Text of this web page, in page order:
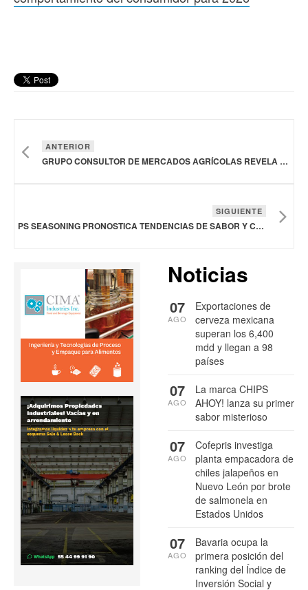
ANTERIOR
GRUPO CONSULTOR DE MERCADOS AGRÍCOLAS REVELA RÉCORD EN LA IMPORTACIÓN DE GRANOS EN 2025
SIGUIENTE
PS SEASONING PRONOSTICA TENDENCIAS DE SABOR Y COMPORTAMIENTO DEL CONSUMIDOR PARA 2026
Noticias
Exportaciones de
cerveza mexicana
superan los 6,400
mdd y llegan a 98
países
07
AGO
La marca CHIPS
AHOY! lanza su primer
sabor misterioso
07
AGO
Cofepris investiga
planta empacadora de
chiles jalapeños en
Nuevo León por brote
de salmonela en
Estados Unidos
07
AGO
Bavaria ocupa la
primera posición del
ranking del Índice de
Inversión Social y
07
AGO